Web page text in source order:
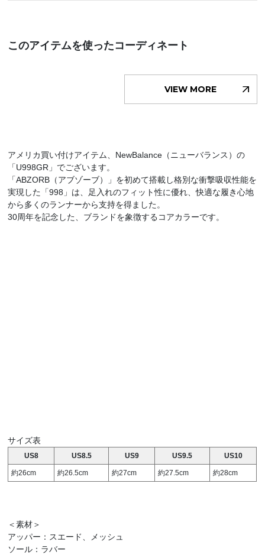
このアイテムを使ったコーディネート
VIEW MORE
アメリカ買い付けアイテム、NewBalance（ニューバランス）の
「U998GR」でございます。
「ABZORB（アブゾーブ）」を初めて搭載し格別な衝撃吸収性能を
実現した「998」は、足入れのフィット性に優れ、快適な履き心地
から多くのランナーから支持を得ました。
30周年を記念した、ブランドを象徴するコアカラーです。
サイズ表
US8 US8.5 US9 US9.5 US10
約26cm 約26.5cm 約27cm 約27.5cm 約28cm
＜素材＞
アッパー：スエード、メッシュ
ソール：ラバー